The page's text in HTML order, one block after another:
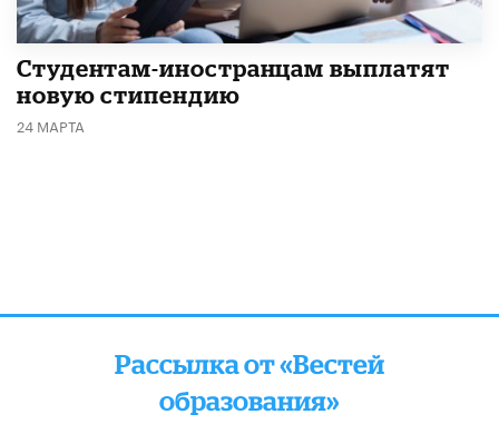
Студентам-иностранцам выплатят
новую стипендию
24 МАРТА
Рассылка от «Вестей
образования»